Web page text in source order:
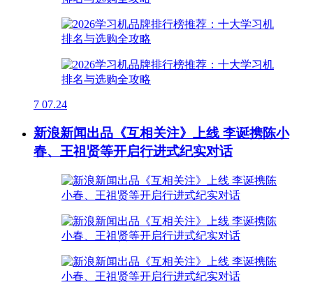
7 07.24
新浪新闻出品《互相关注》上线 李诞携陈小
春、王祖贤等开启行进式纪实对话